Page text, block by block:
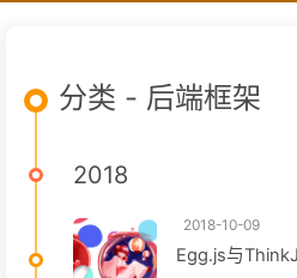
分类 - 后端框架
2018
2018-10-09
Egg.js与